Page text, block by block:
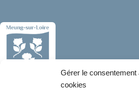
Gérer le consentement
cookies